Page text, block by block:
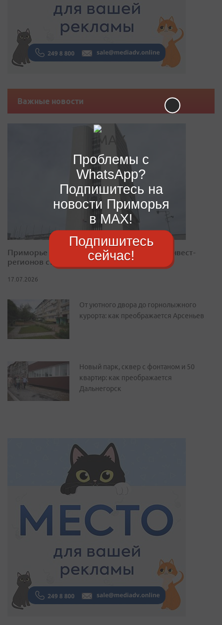
Важные новости
Приморье закрепилось в десятке лучших инвест-
регионов страны
17.07.2026
От уютного двора до горнолыжного
курорта: как преображается Арсеньев
Новый парк, сквер с фонтаном и 50
квартир: как преображается
Дальнегорск
Проблемы с
WhatsApp?
Подпишитесь на
новости Приморья
в MAX!
Подпишитесь
сейчас!